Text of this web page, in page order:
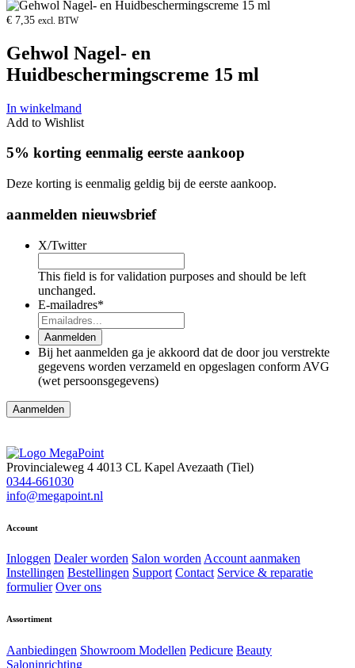
€ 7,35 excl. BTW
Gehwol Nagel- en
Huidbeschermingscreme 15 ml
In winkelmand
Add to Wishlist
5% korting eenmalig eerste aankoop
Deze korting is eenmalig geldig bij de eerste aankoop.
aanmelden nieuwsbrief
X/Twitter
This field is for validation purposes and should be left
unchanged.
E-mailadres*
Aanmelden
Bij het aanmelden ga je akkoord dat de door jou verstrekte
gegevens worden verzameld en opgeslagen conform AVG
(wet persoonsgegevens)
Provincialeweg 4 4013 CL Kapel Avezaath (Tiel)
0344-661030
info@megapoint.nl
Account
Inloggen Dealer worden Salon wordenAccount aanmaken
Instellingen Bestellingen Support Contact Service & reparatie
formulier Over ons
Assortiment
Aanbiedingen Showroom Modellen Pedicure Beauty
Saloninrichting